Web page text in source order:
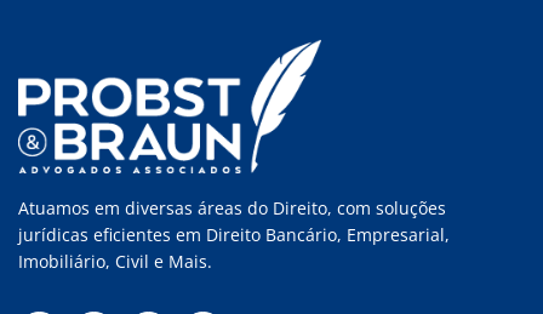
Atuamos em diversas áreas do Direito, com soluções
jurídicas eficientes em Direito Bancário, Empresarial,
Imobiliário, Civil e Mais.